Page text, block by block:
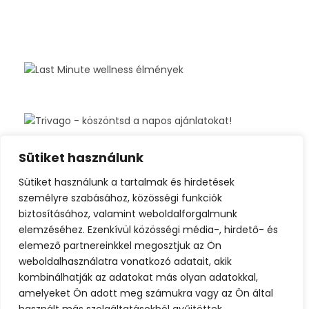
Sütiket használunk
Sütiket használunk a tartalmak és hirdetések
személyre szabásához, közösségi funkciók
biztosításához, valamint weboldalforgalmunk
elemzéséhez. Ezenkívül közösségi média-, hirdető- és
elemező partnereinkkel megosztjuk az Ön
weboldalhasználatra vonatkozó adatait, akik
kombinálhatják az adatokat más olyan adatokkal,
amelyeket Ön adott meg számukra vagy az Ön által